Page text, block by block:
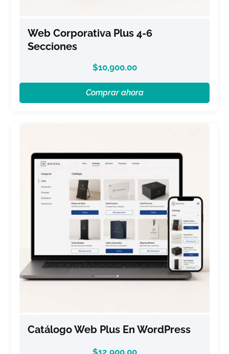
Web Corporativa Plus 4-6
Secciones
$10,900.00
Comprar ahora
Catálogo Web Plus En WordPress